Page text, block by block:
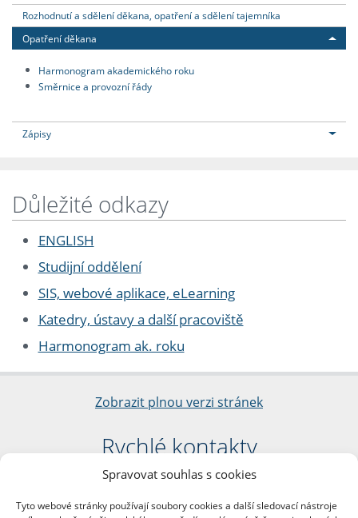
Spravovat souhlas s cookies
Tyto webové stránky používají soubory cookies a další sledovací nástroje
Rozhodnutí a sdělení děkana, opatření a sdělení tajemníka
Opatření děkana
Harmonogram akademického roku
Směrnice a provozní řády
Zápisy
Důležité odkazy
ENGLISH
Studijní oddělení
SIS, webové aplikace, eLearning
Katedry, ústavy a další pracoviště
Harmonogram ak. roku
Zobrazit plnou verzi stránek
Rychlé kontakty
Filozofická fakulta
nám. Jana Palacha 1/2